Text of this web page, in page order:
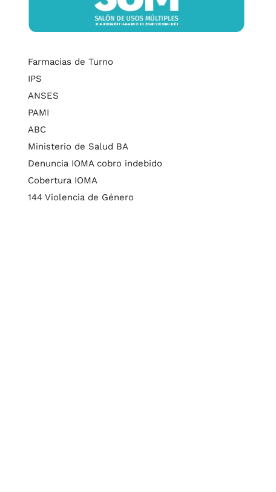
Farmacias de Turno
IPS
ANSES
PAMI
ABC
Ministerio de Salud BA
Denuncia IOMA cobro indebido
Cobertura IOMA
144 Violencia de Género